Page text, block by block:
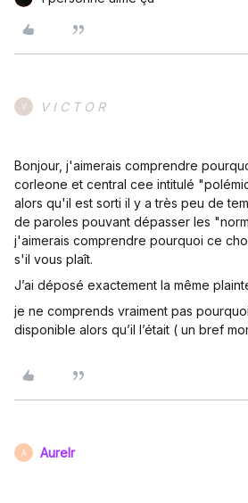
V V I C T O R
Bonjour, j'aimerais comprendre
corleone et central cee intitulé
alors qu'il est sorti il y a très peu de
de paroles pouvant dépasser les
j'aimerais comprendre pourquoi ce
s'il vous plaît.
J’ai déposé exactement la même
je ne comprends vraiment pas
disponible alors qu’il l’était ( un bref
A Aurelr